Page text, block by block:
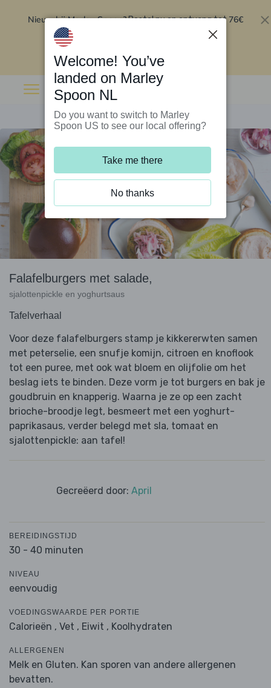
Nieuw bij Marley Spoon?Bestel nu en ontvang tot 76€
Falafelburgers met salade,
sjalottenpickle en yoghurtsaus
Tafelverhaal
Voor deze falafelburgers stamp je kikkererwten samen
met peterselie, een snufje komijn, citroen en knoflook
tot een puree, met ook wat bloem en olijfolie om het
beslag iets te binden. Deze vorm je tot burgers en bak je
goudbruin en knapperig. Waarna je ze op een zacht
brioche-broodje legt, besmeert met een yoghurt-
paprikasaus, verder belegd met sla, tomaat en
sjalottenpickle: aan tafel!
Gecreëerd door: April
BEREIDINGSTIJD
30 - 40 minuten
NIVEAU
eenvoudig
VOEDINGSWAARDE PER PORTIE
Calorieën , Vet , Eiwit , Koolhydraten
ALLERGENEN
Melk en Gluten. Kan sporen van andere allergenen
bevatten.
Welcome! You’ve
landed on Marley
Spoon NL
Do you want to switch to Marley
Spoon US to see our local offering?
Take me there
No thanks